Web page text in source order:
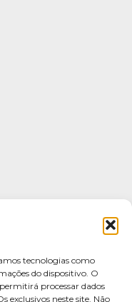
tecnologias como
do dispositivo. O
processar dados
exclusivos neste site. Não